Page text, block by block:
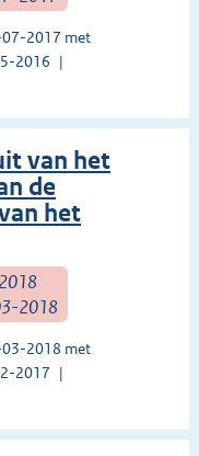
2017 met
2016
van het
de
het
2018
2018 met
2017